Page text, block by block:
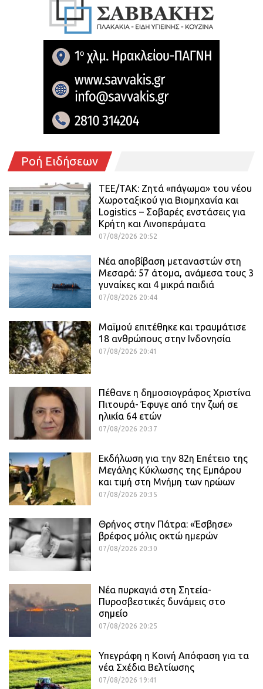
Ροή Ειδήσεων
ΤΕΕ/ΤΑΚ: Ζητά «πάγωμα» του νέου
Χωροταξικού για Βιομηχανία και
Logistics – Σοβαρές ενστάσεις για
Κρήτη και Λινοπεράματα
07/08/2026 20:52
Νέα αποβίβαση μεταναστών στη
Μεσαρά: 57 άτομα, ανάμεσα τους 3
γυναίκες και 4 μικρά παιδιά
07/08/2026 20:44
Μαϊμού επιτέθηκε και τραυμάτισε
18 ανθρώπους στην Ινδονησία
07/08/2026 20:41
Πέθανε η δημοσιογράφος Χριστίνα
Πιτουρά- Έφυγε από την ζωή σε
ηλικία 64 ετών
07/08/2026 20:37
Εκδήλωση για την 82η Επέτειο της
Μεγάλης Κύκλωσης της Εμπάρου
και τιμή στη Μνήμη των ηρώων
07/08/2026 20:35
Θρήνος στην Πάτρα: «Έσβησε»
βρέφος μόλις οκτώ ημερών
07/08/2026 20:30
Νέα πυρκαγιά στη Σητεία-
Πυροσβεστικές δυνάμεις στο
σημείο
07/08/2026 20:25
Υπεγράφη η Κοινή Απόφαση για τα
νέα Σχέδια Βελτίωσης
07/08/2026 19:41